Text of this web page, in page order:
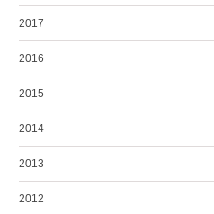
2017
2016
2015
2014
2013
2012